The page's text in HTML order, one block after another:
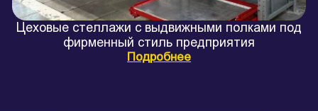
Цеховые стеллажи с выдвижными полками под
фирменный стиль предприятия
Подробнее